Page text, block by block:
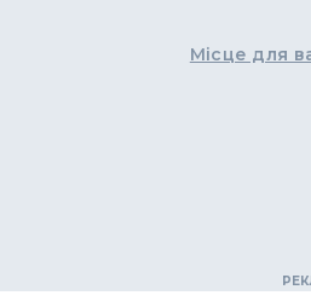
Місце для